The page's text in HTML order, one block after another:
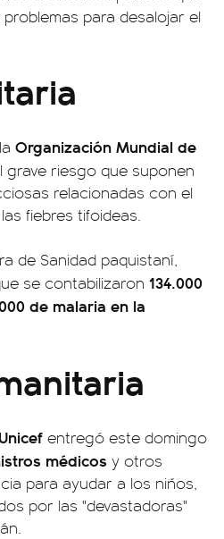
para desalojar el
Organización Mundial de
grave riesgo que suponen
relacionadas con el
fiebres tifoideas.
de Sanidad paquistaní,
se contabilizaron 134.000
de malaria en la
Unicef entregó este domingo
médicos y otros
para ayudar a los niños,
por las "devastadoras"